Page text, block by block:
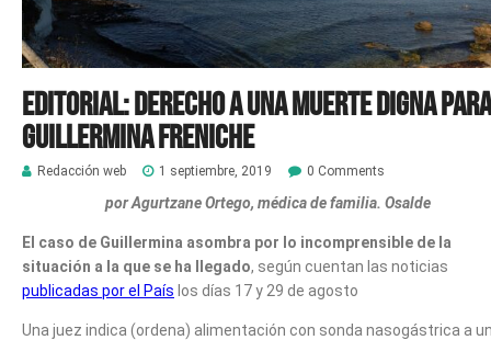
Editorial: Derecho a una muerte digna para
Guillermina Freniche
Redacción web 1 septiembre, 2019 0 Comments
por Agurtzane Ortego, médica de familia. Osalde
El caso de Guillermina asombra por lo incomprensible de la
situación a la que se ha llegado, según cuentan las noticias
publicadas por el País los días 17 y 29 de agosto
Una juez indica (ordena) alimentación con sonda nasogástrica a